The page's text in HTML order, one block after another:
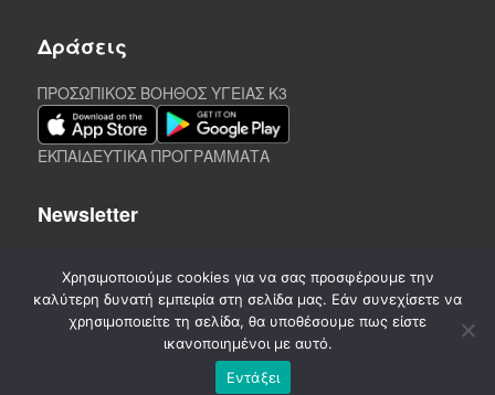
Δράσεις
ΠΡΟΣΩΠΙΚΟΣ ΒΟΗΘΟΣ ΥΓΕΙΑΣ K3
ΕΚΠΑΙΔΕΥΤΙΚΑ ΠΡΟΓΡΑΜΜΑΤΑ
Newsletter
2020-2026. CREATED by A3
Χρησιμοποιούμε cookies για να σας προσφέρουμε την
καλύτερη δυνατή εμπειρία στη σελίδα μας. Εάν συνεχίσετε να
χρησιμοποιείτε τη σελίδα, θα υποθέσουμε πως είστε
ικανοποιημένοι με αυτό.
Εντάξει